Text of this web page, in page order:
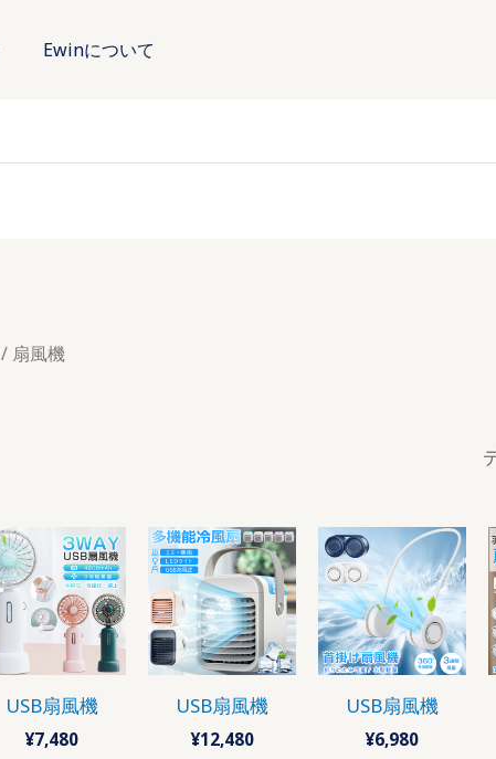
Ewinについて
/ 扇風機
USB扇風機
¥7,480
USB扇風機
¥12,480
USB扇風機
¥6,980